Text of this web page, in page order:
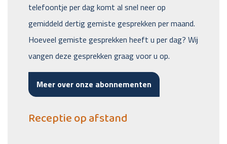
telefoontje per dag komt al snel neer op
gemiddeld dertig gemiste gesprekken per maand.
Hoeveel gemiste gesprekken heeft u per dag? Wij
vangen deze gesprekken graag voor u op.
Meer over onze abonnementen
Receptie op afstand